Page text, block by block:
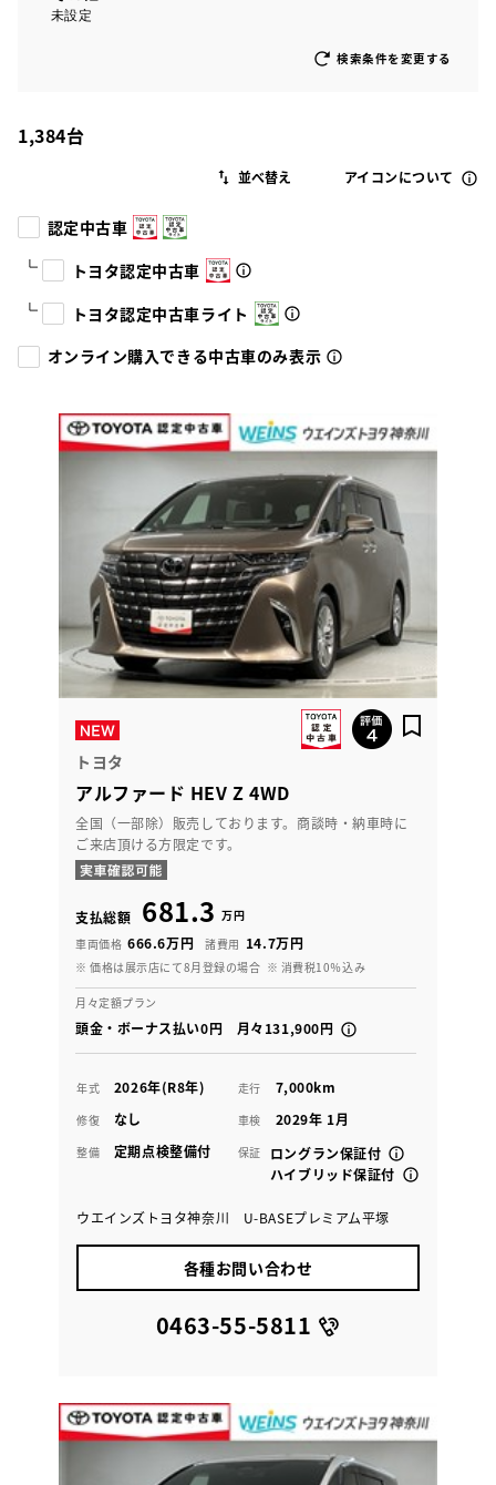
未設定
検索条件を変更する
1,384台
アイコンについて
認定中古車
トヨタ認定中古車
トヨタ認定中古車ライト
オンライン購入できる中古車のみ表示
トヨタ
アルファード HEV Z 4WD
全国（一部除）販売しております。商談時・納車時に
ご来店頂ける方限定です。
支払総額 681.3 万円
車両価格 666.6万円 諸費用 14.7万円
※ 価格は展示店にて8月登録の場合 ※ 消費税10％込み
月々定額プラン
頭金・ボーナス払い0円 月々131,900円
年式 2026年(R8年) 走行 7,000km
修復 なし 車検 2029年 1月
整備 定期点検整備付 保証
ロングラン保証付
ハイブリッド保証付
ウエインズトヨタ神奈川 U-BASEプレミアム平塚
各種お問い合わせ
0463-55-5811